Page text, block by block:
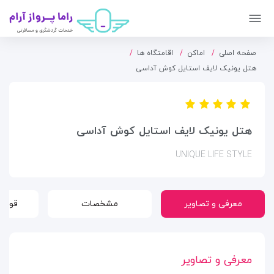
صفحه اصلی اماکن
اقامتگاه ها
هتل یونیک لایف استایل کوش آداسی
هتل یونیک لایف استایل کوش آداسی
UNIQUE LIFE STYLE
معرفی و تصاویر مشخصات
معرفی و تصاویر